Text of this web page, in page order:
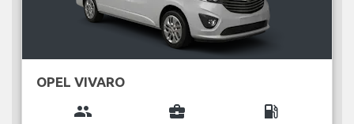
OPEL VIVARO
group business_center local_gas_station